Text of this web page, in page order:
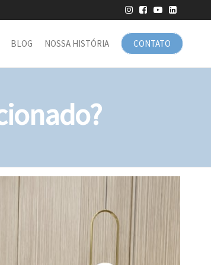
CONTATO
BLOG NOSSA HISTÓRIA